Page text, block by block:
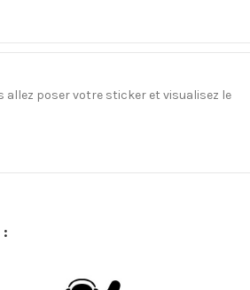
allez poser votre sticker et visualisez le
: